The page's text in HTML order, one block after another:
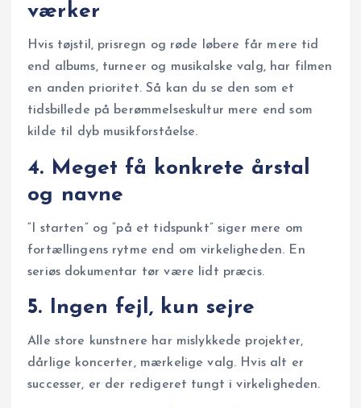
værker
Hvis tøjstil, prisregn og røde løbere får mere tid
end albums, turneer og musikalske valg, har filmen
en anden prioritet. Så kan du se den som et
tidsbillede på berømmelseskultur mere end som
kilde til dyb musikforståelse.
4. Meget få konkrete årstal
og navne
“I starten” og “på et tidspunkt” siger mere om
fortællingens rytme end om virkeligheden. En
seriøs dokumentar tør være lidt præcis.
5. Ingen fejl, kun sejre
Alle store kunstnere har mislykkede projekter,
dårlige koncerter, mærkelige valg. Hvis alt er
successer, er der redigeret tungt i virkeligheden.